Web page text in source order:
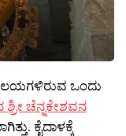
ಒಂದು
ಶ್ರೀ ಚೆನ್ನಕೇಶವನ
ಕೈದಾಳಕ್ಕೆ